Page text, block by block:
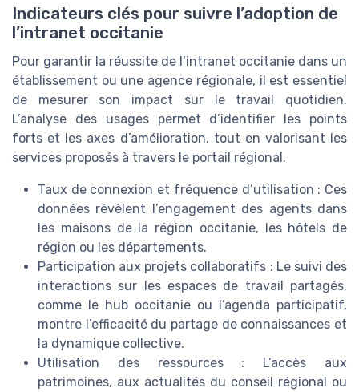
Indicateurs clés pour suivre l’adoption de
l’intranet occitanie
Pour garantir la réussite de l’intranet occitanie dans un
établissement ou une agence régionale, il est essentiel
de mesurer son impact sur le travail quotidien.
L’analyse des usages permet d’identifier les points
forts et les axes d’amélioration, tout en valorisant les
services proposés à travers le portail régional.
Taux de connexion et fréquence d’utilisation : Ces
données révèlent l’engagement des agents dans
les maisons de la région occitanie, les hôtels de
région ou les départements.
Participation aux projets collaboratifs : Le suivi des
interactions sur les espaces de travail partagés,
comme le hub occitanie ou l’agenda participatif,
montre l’efficacité du partage de connaissances et
la dynamique collective.
Utilisation des ressources : L’accès aux
patrimoines, aux actualités du conseil régional ou